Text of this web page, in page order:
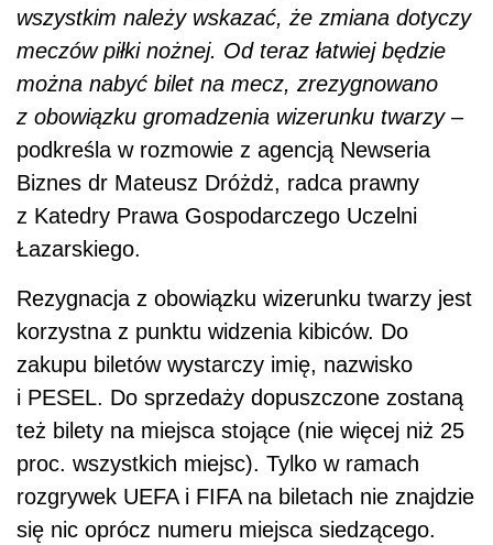
wszystkim należy wskazać, że zmiana dotyczy
meczów piłki nożnej. Od teraz łatwiej będzie
można nabyć bilet na mecz, zrezygnowano
z obowiązku gromadzenia wizerunku twarzy–
podkreśla w rozmowie z agencją Newseria
Biznes dr Mateusz Dróżdż, radca prawny
z Katedry Prawa Gospodarczego Uczelni
Łazarskiego.
Rezygnacja z obowiązku wizerunku twarzy jest
korzystna z punktu widzenia kibiców. Do
zakupu biletów wystarczy imię, nazwisko
i PESEL. Do sprzedaży dopuszczone zostaną
też bilety na miejsca stojące (nie więcej niż 25
proc. wszystkich miejsc). Tylko w ramach
rozgrywek UEFA i FIFA na biletach nie znajdzie
się nic oprócz numeru miejsca siedzącego.